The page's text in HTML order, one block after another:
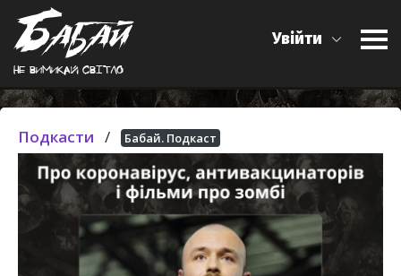
Не вимикай свiтло
Увійти
Подкасти / Бабай. Подкаст